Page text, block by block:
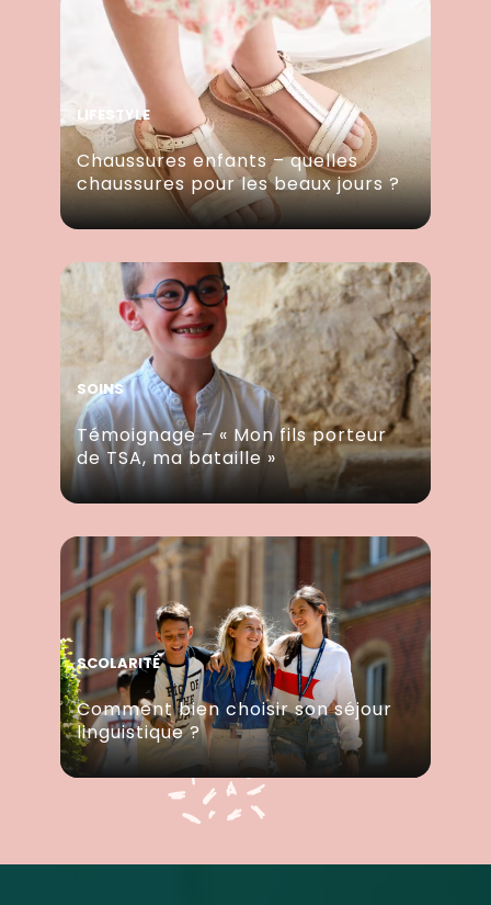
LIFESTYLE
Chaussures enfants – quelles
chaussures pour les beaux jours ?
SOINS
Témoignage – « Mon fils porteur
de TSA, ma bataille »
SCOLARITÉ
Comment bien choisir son séjour
linguistique ?